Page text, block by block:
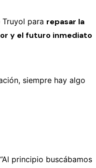
Truyol para repasar la
y el futuro inmediato
siempre hay algo
principio buscábamos